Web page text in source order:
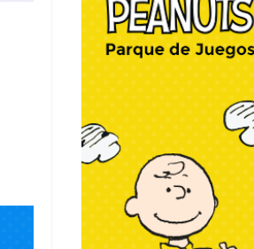
Afiches
RAYAS COLORIDAS
Por Mónica Muñoz
Go Fashion
WRAPOLLO
Por Chef Christian Lima
DIY y Algo más
WRAP DE PAVO EN